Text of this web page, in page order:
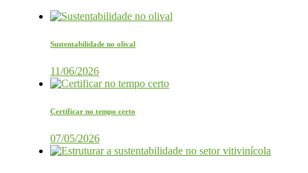
Sustentabilidade no olival
11/06/2026
Certificar no tempo certo
07/05/2026